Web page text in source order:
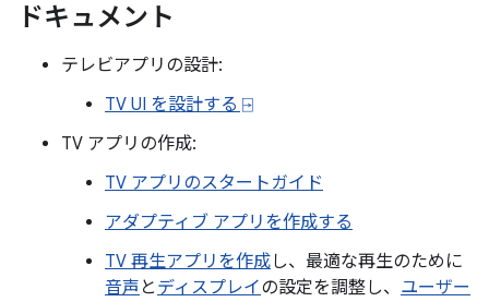
ドキュメント
テレビアプリの設計:
TV UI を設計する ⍈
TV アプリの作成:
TV アプリのスタートガイド
アダプティブ アプリを作成する
TV 再生アプリを作成し、最適な再生のために
音声 と ディスプレイの設定を調整し、 ユーザー